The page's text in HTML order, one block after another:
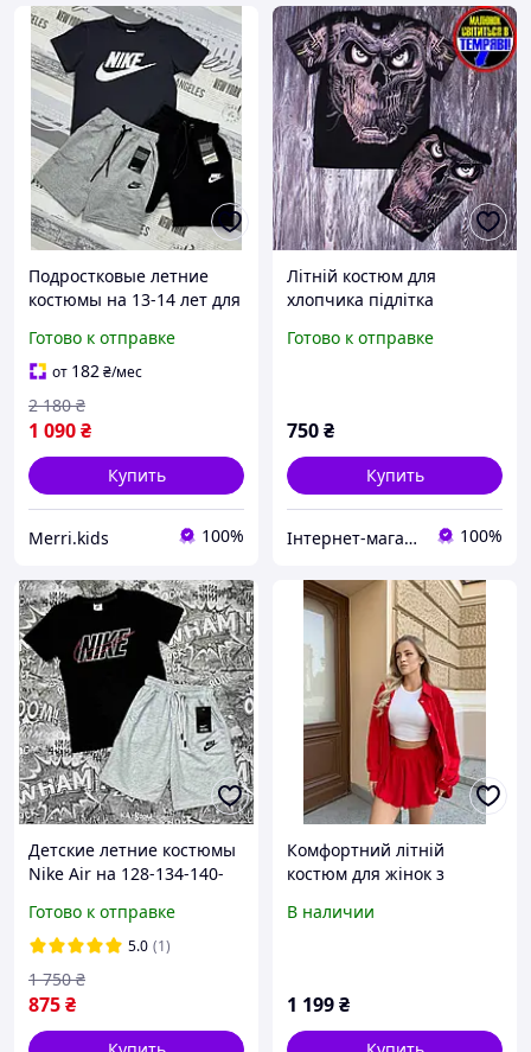
Подростковые летние
костюмы на 13-14 лет для
детский удобный
трикотажный комплект с
шортами 158-164см
Готово к отправке
от 182₴/мес
1 090₴
2 180 ₴
Купить
Merri.kids 100%
Літній костюм для
хлопчика підлітка
Готово к отправке
750₴
Купить
Інтернет-магазин "kindermodnik" 100%
Детские летние костюмы
Nike Air на 128-134-140-
подростка, детский
трикотажный комплект с
шортами
Готово к отправке
5.0 (1)
875₴
1 750 ₴
Комфортний літній
костюм для жінок з
В наличии
1 199₴